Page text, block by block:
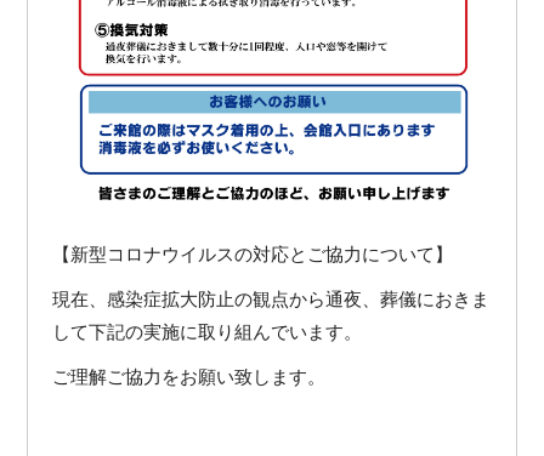
【新型コロナウイルスの対応とご協力について】
現在、感染症拡大防止の観点から通夜、葬儀におきま
して下記の実施に取り組んでいます。
ご理解ご協力をお願い致します。